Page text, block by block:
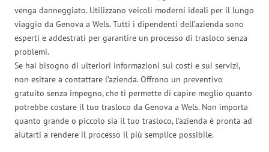
venga danneggiato. Utilizzano veicoli moderni ideali per il lungo
viaggio da Genova a Wels. Tutti i dipendenti dell’azienda sono
esperti e addestrati per garantire un processo di trasloco senza
problemi.
Se hai bisogno di ulteriori informazioni sui costi e sui servizi,
non esitare a contattare l’azienda. Offrono un preventivo
gratuito senza impegno, che ti permette di capire meglio quanto
potrebbe costare il tuo trasloco da Genova a Wels. Non importa
quanto grande o piccolo sia il tuo trasloco, l’azienda è pronta ad
aiutarti a rendere il processo il più semplice possibile.